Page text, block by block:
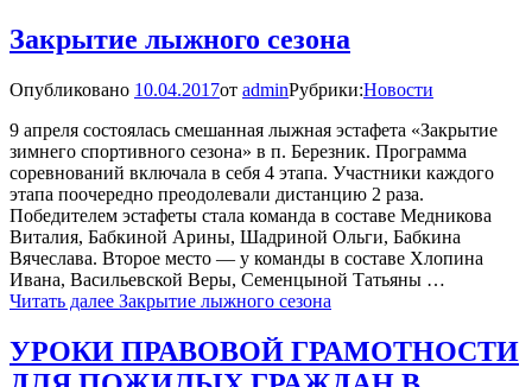
Закрытие лыжного сезона
Опубликовано 10.04.2017от adminРубрики:Новости
9 апреля состоялась смешанная лыжная эстафета «Закрытие
зимнего спортивного сезона» в п. Березник. Программа
соревнований включала в себя 4 этапа. Участники каждого
этапа поочередно преодолевали дистанцию 2 раза.
Победителем эстафеты стала команда в составе Медникова
Виталия, Бабкиной Арины, Шадриной Ольги, Бабкина
Вячеслава. Второе место — у команды в составе Хлопина
Ивана, Васильевской Веры, Семенцыной Татьяны …
Читать далее Закрытие лыжного сезона
УРОКИ ПРАВОВОЙ ГРАМОТНОСТИ